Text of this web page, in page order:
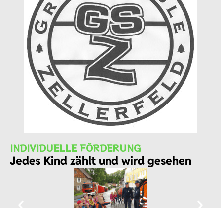
INDIVIDUELLE FÖRDERUNG
Jedes Kind zählt und wird gesehen